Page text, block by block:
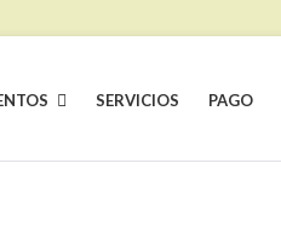
SERVICIOS PAGO